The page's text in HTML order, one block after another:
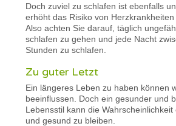
Doch zuviel zu schlafen ist ebenfalls
erhöht das Risiko von Herzkrankheiten
Also achten Sie darauf, täglich
schlafen zu gehen und jede Nacht
Stunden zu schlafen.
Zu guter Letzt
Ein längeres Leben zu haben können
beeinflussen. Doch ein gesunder und
Lebensstil kann die
und gesund zu bleiben.